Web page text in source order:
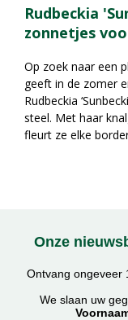
Rudbeckia
zonnetjes
Op zoek naar een
geeft in de zomer
Rudbeckia
steel. Met haar
fleurt ze elke
Onze
Ontvang ongeveer
We slaan uw